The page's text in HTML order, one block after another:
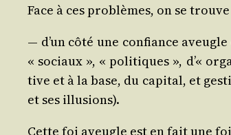
Face à ces pro­blèmes, on se
— d’un côté une confiance
« sociaux », « poli­tiques », d’«
tive et à la base, du capi­tal, et
et ses illusions).
Cette foi aveugle est en fait une